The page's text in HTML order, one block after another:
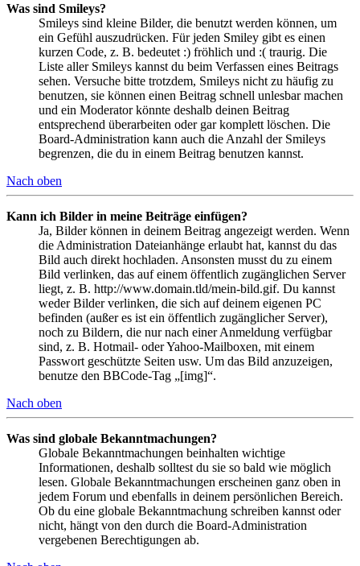
Was sind Smileys?
Smileys sind kleine Bilder, die benutzt werden können, um
ein Gefühl auszudrücken. Für jeden Smiley gibt es einen
kurzen Code, z. B. bedeutet :) fröhlich und :( traurig. Die
Liste aller Smileys kannst du beim Verfassen eines Beitrags
sehen. Versuche bitte trotzdem, Smileys nicht zu häufig zu
benutzen, sie können einen Beitrag schnell unlesbar machen
und ein Moderator könnte deshalb deinen Beitrag
entsprechend überarbeiten oder gar komplett löschen. Die
Board-Administration kann auch die Anzahl der Smileys
begrenzen, die du in einem Beitrag benutzen kannst.
Nach oben
Kann ich Bilder in meine Beiträge einfügen?
Ja, Bilder können in deinem Beitrag angezeigt werden. Wenn
die Administration Dateianhänge erlaubt hat, kannst du das
Bild auch direkt hochladen. Ansonsten musst du zu einem
Bild verlinken, das auf einem öffentlich zugänglichen Server
liegt, z. B. http://www.domain.tld/mein-bild.gif. Du kannst
weder Bilder verlinken, die sich auf deinem eigenen PC
befinden (außer es ist ein öffentlich zugänglicher Server),
noch zu Bildern, die nur nach einer Anmeldung verfügbar
sind, z. B. Hotmail- oder Yahoo-Mailboxen, mit einem
Passwort geschützte Seiten usw. Um das Bild anzuzeigen,
benutze den BBCode-Tag „[img]“.
Nach oben
Was sind globale Bekanntmachungen?
Globale Bekanntmachungen beinhalten wichtige
Informationen, deshalb solltest du sie so bald wie möglich
lesen. Globale Bekanntmachungen erscheinen ganz oben in
jedem Forum und ebenfalls in deinem persönlichen Bereich.
Ob du eine globale Bekanntmachung schreiben kannst oder
nicht, hängt von den durch die Board-Administration
vergebenen Berechtigungen ab.